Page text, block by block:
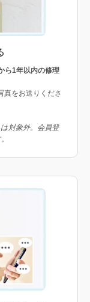
ら1年以内の修理
真をお送りくださ
対象外。会員登